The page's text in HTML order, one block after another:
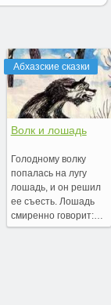
Абхазские сказки
Волк и лошадь
Голодному волку
попалась на лугу
лошадь, и он решил
ее съесть. Лошадь
смиренно говорит:…